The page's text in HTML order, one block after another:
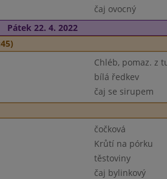
čaj ovocný
Pátek 22. 4. 2022
Chléb, pomaz. z
bílá ředkev
čaj se sirupem
čočková
Krůtí na pórku
těstoviny
čaj bylinkový